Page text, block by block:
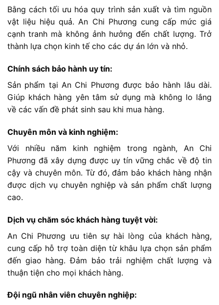
Bằng cách tối ưu hóa quy trình sản xuất và tìm nguồn
vật liệu hiệu quả. An Chi Phương cung cấp mức giá
cạnh tranh mà không ảnh hưởng đến chất lượng. Trở
thành lựa chọn kinh tế cho các dự án lớn và nhỏ.
Chính sách bảo hành uy tín:
Sản phẩm tại An Chi Phương được bảo hành lâu dài.
Giúp khách hàng yên tâm sử dụng mà không lo lắng
về các vấn đề phát sinh sau khi mua hàng.
Chuyên môn và kinh nghiệm:
Với nhiều năm kinh nghiệm trong ngành, An Chi
Phương đã xây dựng được uy tín vững chắc về độ tin
cậy và chuyên môn. Từ đó, đảm bảo khách hàng nhận
được dịch vụ chuyên nghiệp và sản phẩm chất lượng
cao.
Dịch vụ chăm sóc khách hàng tuyệt vời:
An Chi Phương ưu tiên sự hài lòng của khách hàng,
cung cấp hỗ trợ toàn diện từ khâu lựa chọn sản phẩm
đến giao hàng. Đảm bảo trải nghiệm chất lượng và
thuận tiện cho mọi khách hàng.
Đội ngũ nhân viên chuyên nghiệp: